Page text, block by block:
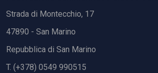
Strada di Montecchio, 17
47890 - San Marino
Repubblica di San Marino
T. (+378) 0549 990515